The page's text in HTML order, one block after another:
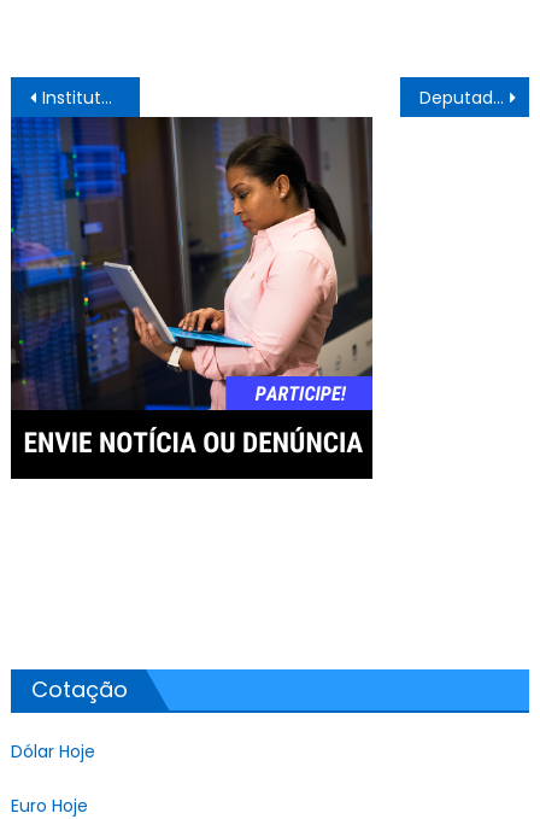
Navegação
de
Post
Instituto de Previdência de Juazeiro entrega doações a instituições de caridade Deputado PM denuncia novo movimento de ‘aquartelamento velado’ promovido pela SSP-BA para inviabilizar votação de PMs no 2º turno
Cotação
Dólar Hoje
Euro Hoje